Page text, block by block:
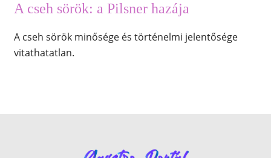
A cseh sörök: a Pilsner hazája
A cseh sörök minősége és történelmi jelentősége
vitathatatlan.